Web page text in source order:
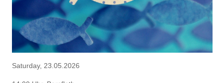
Saturday, 23.05.2026